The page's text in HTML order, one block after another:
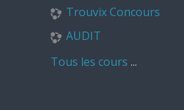
Trouvix Concours
AUDIT
Tous les cours ...